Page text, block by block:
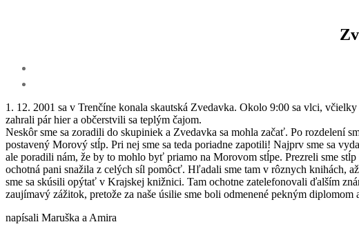
1. 12. 2001 sa v Trenčíne konala skautská Zvedavka. Okolo 9:00 sa vlci,
zahrali pár hier a občerstvili sa teplým čajom.
Neskôr sme sa zoradili do skupiniek a Zvedavka sa mohla začať. Po
postavený Morový stĺp. Pri nej sme sa teda poriadne zapotili! Najprv sme sa
ale poradili nám, že by to mohlo byť priamo na Morovom stĺpe. Prezreli sme
ochotná pani snažila z celých síl pomôcť. Hľadali sme tam v rôznych knihách,
sme sa skúsili opýtať v Krajskej knižnici. Tam ochotne zatelefonovali ďalším
zaujímavý zážitok, pretože za naše úsilie sme boli odmenené pekným diplomom
napísali Maruška a Amira